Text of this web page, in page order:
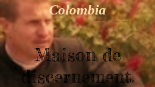
Colombia
Maison de
discernement.